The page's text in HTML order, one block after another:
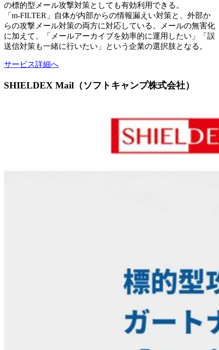
の標的型メール攻撃対策としても有効利用できる。
「m-FILTER」自体が内部からの情報漏えい対策と、外部か
らの攻撃メール対策の両方に対応している。メールの無害化
に加えて、「メールアーカイブを効率的に運用したい」「誤
送信対策も一緒に行いたい」という企業の選択肢となる。
サービス詳細へ
SHIELDEX Mail（ソフトキャンプ株式会社）